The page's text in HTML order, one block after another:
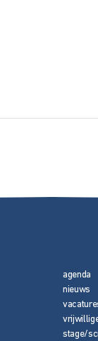
agenda
nieuws
stage/